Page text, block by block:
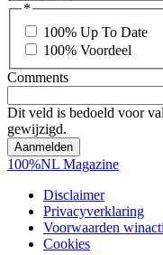
*
100% Up To Date
100% Voordeel
Comments
Dit veld is bedoeld voor
gewijzigd.
100%NL Magazine
Disclaimer
Privacyverklaring
Voorwaarden
Cookies